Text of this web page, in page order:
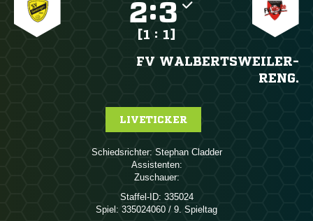
:
[1 : 1]
FV WALBERTSWEILER-
RENG.
LIVETICKER
Schiedsrichter:  
Assistenten:
Zuschauer:
Staffel-ID: 335024
Spiel: 335024060 / 9. Spieltag